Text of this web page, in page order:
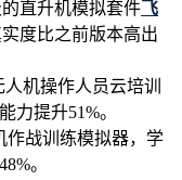
直升机模拟套件飞
度比之前版本高出
机操作人员云培训
力提升51%。
作战训练模拟器，学
。